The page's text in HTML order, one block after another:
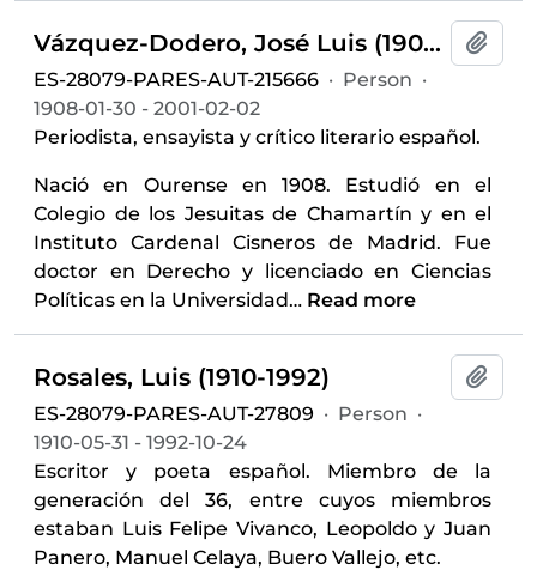
Vázquez-Dodero, José Luis (1908-2001)
ES-28079-PARES-AUT-215666 · Person ·
1908-01-30 - 2001-02-02
Periodista, ensayista y crítico literario español.
Nació en Ourense en 1908. Estudió en el
Colegio de los Jesuitas de Chamartín​ y en el
Instituto Cardenal Cisneros de Madrid. Fue
doctor en Derecho y licenciado en Ciencias
Políticas en la Universidad… Read more
Rosales, Luis (1910-1992)
ES-28079-PARES-AUT-27809 · Person ·
1910-05-31 - 1992-10-24
Escritor y poeta español. Miembro de la
generación del 36, entre cuyos miembros
estaban Luis Felipe Vivanco, Leopoldo y Juan
Panero, Manuel Celaya, Buero Vallejo, etc.